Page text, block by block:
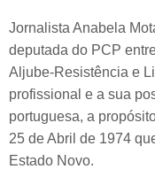
Jornalista Anabela
deputada do PCP
Aljube-Resistência e
profissional e a sua
portuguesa, a
25 de Abril de 1974
Estado Novo.